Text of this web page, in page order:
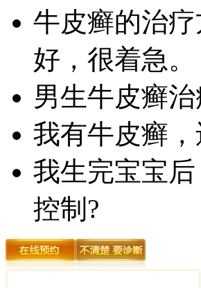
牛皮癣的治
好，很着急。
男生牛皮癣
我有牛皮癣
我生完宝宝
控制?